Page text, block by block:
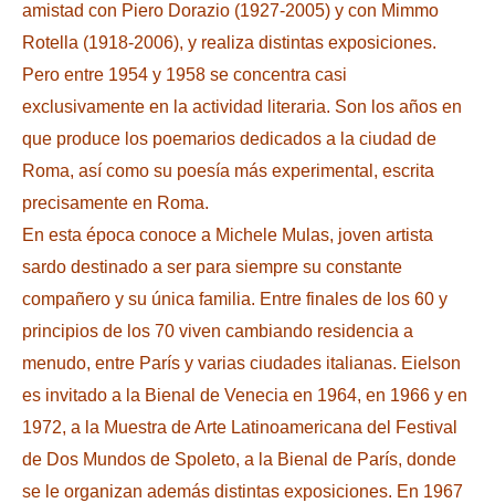
amistad con Piero Dorazio (1927-2005) y con Mimmo
Rotella (1918-2006), y realiza distintas exposiciones.
Pero entre 1954 y 1958 se concentra casi
exclusivamente en la actividad literaria. Son los años en
que produce los poemarios dedicados a la ciudad de
Roma, así como su poesía más experimental, escrita
precisamente en Roma.
En esta época conoce a Michele Mulas, joven artista
sardo destinado a ser para siempre su constante
compañero y su única familia. Entre finales de los 60 y
principios de los 70 viven cambiando residencia a
menudo, entre París y varias ciudades italianas. Eielson
es invitado a la Bienal de Venecia en 1964, en 1966 y en
1972, a la Muestra de Arte Latinoamericana del Festival
de Dos Mundos de Spoleto, a la Bienal de París, donde
se le organizan además distintas exposiciones. En 1967